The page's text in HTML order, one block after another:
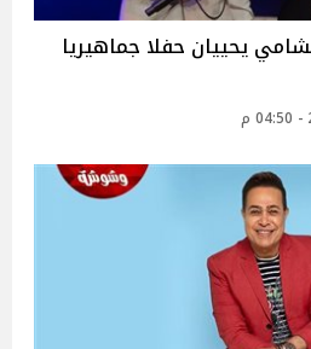
يحييان حفلا جماهيريا